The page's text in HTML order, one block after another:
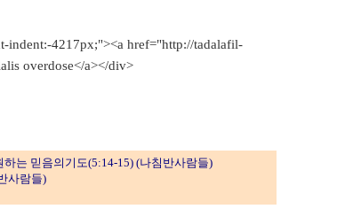
indent:-4217px;"><a href="http://tadalafil-
overdose</a></div>
는 믿음의기도(5:14-15) (나침반사람들)
사람들)